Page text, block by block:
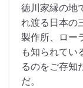
徳川家縁の地
れ渡る日本の
製作所、ロー
も知られてい
るのをご存知
だ。